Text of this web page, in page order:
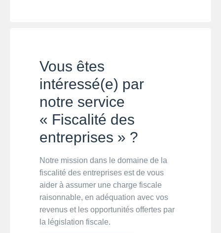
Vous êtes
intéressé(e) par
notre service
« Fiscalité des
entreprises » ?
Notre mission dans le domaine de la
fiscalité des entreprises est de vous
aider à assumer une charge fiscale
raisonnable, en adéquation avec vos
revenus et les opportunités offertes par
la législation fiscale.